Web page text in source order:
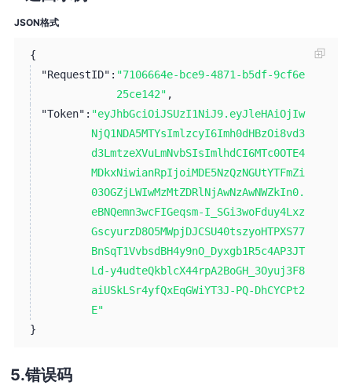
JSON格式
{
"RequestID": "7106664e-bce9-4871-b5df-9cf6e
25ce142" ,
"Token": "eyJhbGciOiJSUzI1NiJ9.eyJleHAiOjIw
NjQ1NDA5MTYsImlzcyI6Imh0dHBzOi8vd3
d3LmtzeXVuLmNvbSIsImlhdCI6MTc0OTE4
MDkxNiwianRpIjoiMDE5NzQzNGUtYTFmZi
03OGZjLWIwMzMtZDRlNjAwNzAwNWZkIn0.
eBNQemn3wcFIGeqsm-I_SGi3woFduy4Lxz
GscyurzD8O5MWpjDJCSU40tszyoHTPXS77
BnSqT1VvbsdBH4y9nO_Dyxgb1R5c4AP3JT
Ld-y4udteQkblcX44rpA2BoGH_3Oyuj3F8
aiUSkLSr4yfQxEqGWiYT3J-PQ-DhCYCPt2
E"
}
错误码